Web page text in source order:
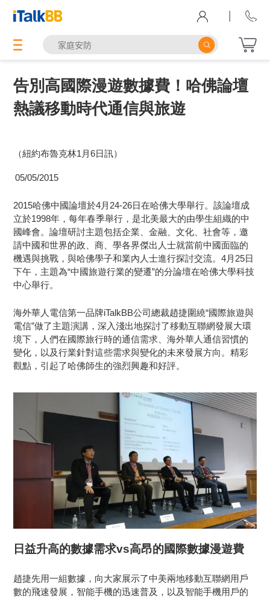
|
告別高國際漫遊數據費！哈佛論壇
熱議移動時代通信與旅遊
（紐約布魯克林1月6日訊）
05/05/2015
2015哈佛中國論壇於4月24-26日在哈佛大學舉行。該論壇成
立於1998年，每年春季舉行，是北美最大的由學生組織的中
國峰會。論壇研討主題包括企業、金融、文化、社會等，邀
請中國和世界的政、商、學各界傑出人士就當前中國面臨的
機遇與挑戰，與哈佛學子和業內人士進行探討交流。4月25日
下午，主題為“中國旅遊行業的變遷”的分論壇在哈佛大學科技
中心舉行。
海外華人電信第一品牌iTalkBB公司總裁趙捷圍繞“國際旅遊與
電信”做了主題演講，深入淺出地探討了移動互聯網發展大環
境下，人們在國際旅行時的通信需求、海外華人通信習慣的
變化，以及行業針對這些需求與變化的未來發展方向。精彩
觀點，引起了哈佛師生的強烈興趣和好評。
日益升高的數據需求vs高昂的國際數據漫遊費
趙捷先用一組數據，向大家展示了中美兩地移動互聯網用戶
數的飛速發展，智能手機的迅速普及，以及智能手機用戶的